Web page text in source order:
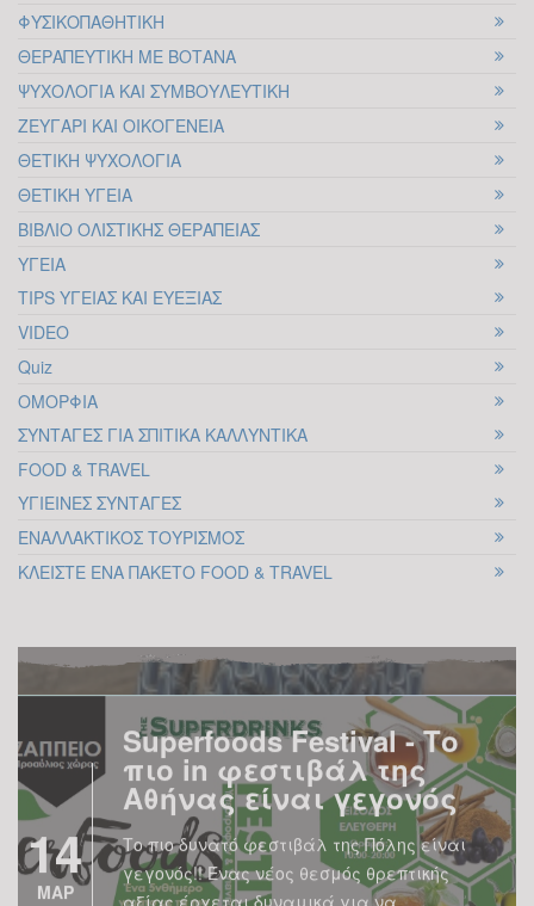
ΦΥΣΙΚΟΠΑΘΗΤΙΚΗ
ΘΕΡΑΠΕΥΤΙΚΗ ΜΕ ΒΟΤΑΝΑ
ΨΥΧΟΛΟΓΙΑ ΚΑΙ ΣΥΜΒΟΥΛΕΥΤΙΚΗ
ΖΕΥΓΑΡΙ ΚΑΙ ΟΙΚΟΓΕΝΕΙΑ
ΘΕΤΙΚΗ ΨΥΧΟΛΟΓΙΑ
ΘΕΤΙΚΗ ΥΓΕΙΑ
ΒΙΒΛΙΟ ΟΛΙΣΤΙΚΗΣ ΘΕΡΑΠΕΙΑΣ
ΥΓΕΙΑ
TIPS ΥΓΕΙΑΣ ΚΑΙ ΕΥΕΞΙΑΣ
VIDEO
Quiz
ΟΜΟΡΦΙΑ
ΣΥΝΤΑΓΕΣ ΓΙΑ ΣΠΙΤΙΚΑ ΚΑΛΛΥΝΤΙΚΑ
FOOD & TRAVEL
ΥΓΙΕΙΝΕΣ ΣΥΝΤΑΓΕΣ
ΕΝΑΛΛΑΚΤΙΚΟΣ ΤΟΥΡΙΣΜΟΣ
ΚΛΕΙΣΤΕ ΕΝΑ ΠΑΚΕΤΟ FOOD & TRAVEL
10
για μια Κοινωνία
Πολιτών με Ψυχολογική
Κατάρρευση
Το τελευταίο διάστημα στην Ελλάδα
διανύσαμε την περίοδο των εθνικών,
συμμετοχή σε αυτές παρατηρήθηκε
αρκετά μειωμένη, περίπου στο 50%, σε
05
ΟΚΤ
Πολλές συζητήσεις και σχολιασμοί έχουν
ήθος των πολιτικών και αν τελικά μπορεί
να υπάρξει ηθική στη πολιτική. Θα
αναπτύξω το θέμα ξεκινώντας από το
14
ΜΑΡ
Superfoods Festival - Το
πιο in φεστιβάλ της
Αθήνας είναι γεγονός
Το πιο δυνατό φεστιβάλ της Πόλης είναι
γεγονός!! Ένας νέος θεσμός θρεπτικής
αξίας έρχεται δυναμικά για να
παρουσιάσει ένα απολαυστικό πενθήμερο